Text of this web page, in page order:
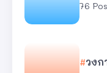
76
วงก